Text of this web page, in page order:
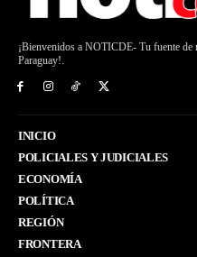
¡Bienvenidos a NOTICDE- Tu fuente de
Paraguay!.
INICIO
POLICIALES Y JUDICIALES
ECONOMÍA
POLÍTICA
REGIÓN
FRONTERA